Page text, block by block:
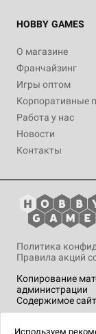
HOBBY GAMES
О магазине
Франчайзинг
Игры оптом
Корпоративные
Работа у нас
Новости
Контакты
Копирование
администрации
Содержимое
Политика
Правила акций
технологии.
Используем